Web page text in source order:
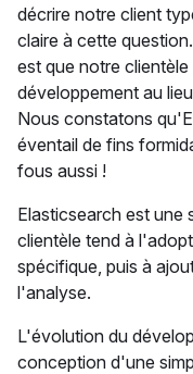
décrire notre client
claire à cette
est que notre
développement au
Nous constatons
éventail de fins
fous aussi !
Elasticsearch est une
clientèle tend à
spécifique, puis à
l'analyse.
L'évolution du
conception d'une